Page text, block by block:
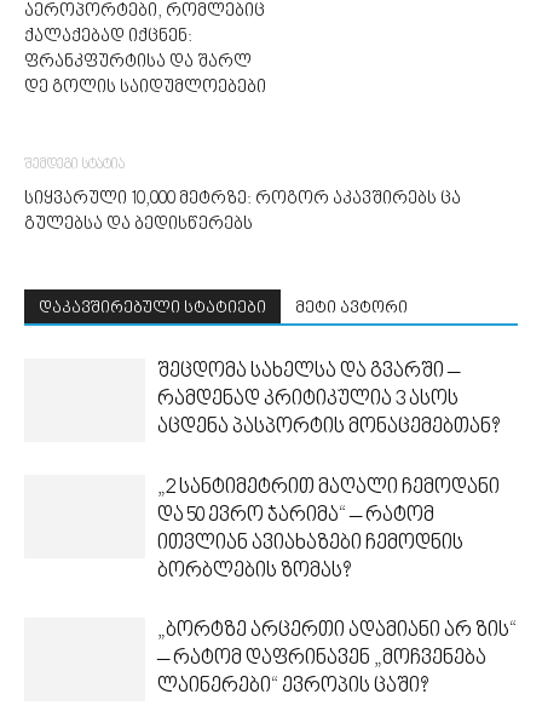
აეროპორტები, რომლებიც
ქალაქებად იქცნენ:
ფრანკფურტისა და შარლ
დე გოლის საიდუმლოებები
შემდეგი სტატია
სიყვარული 10,000 მეტრზე: როგორ აკავშირებს ცა
გულებსა და ბედისწერებს
დაკავშირებული სტატიები მეტი ავტორი
შეცდომა სახელსა და გვარში –
რამდენად კრიტიკულია 3 ასოს
აცდენა პასპორტის მონაცემებთან?
„2 სანტიმეტრით მაღალი ჩემოდანი
და 50 ევრო ჯარიმა“ – რატომ
ითვლიან ავიახაზები ჩემოდნის
ბორბლების ზომას?
„ბორტზე არცერთი ადამიანი არ ზის“
– რატომ დაფრინავენ „მოჩვენება
ლაინერები“ ევროპის ცაში?